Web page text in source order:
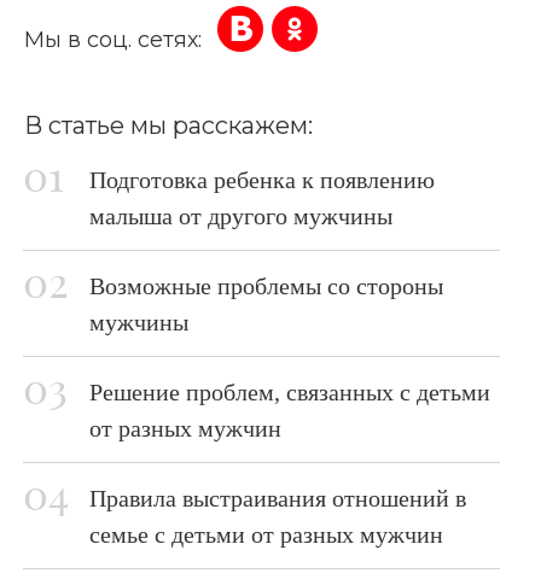
Мы в соц. сетях:
В статье мы расскажем:
Подготовка ребенка к появлению
малыша от другого мужчины
Возможные проблемы со стороны
мужчины
Решение проблем, связанных с детьми
от разных мужчин
Правила выстраивания отношений в
семье с детьми от разных мужчин